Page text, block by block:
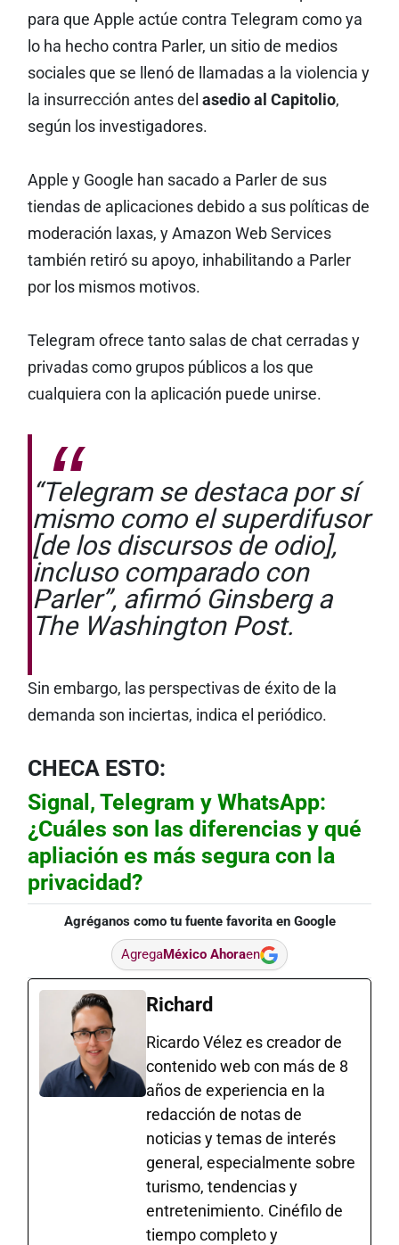
para que Apple actúe contra Telegram como ya
lo ha hecho contra Parler, un sitio de medios
sociales que se llenó de llamadas a la violencia y
la insurrección antes del asedio al Capitolio,
según los investigadores.
Apple y Google han sacado a Parler de sus
tiendas de aplicaciones debido a sus políticas de
moderación laxas, y Amazon Web Services
también retiró su apoyo, inhabilitando a Parler
por los mismos motivos.
Telegram ofrece tanto salas de chat cerradas y
privadas como grupos públicos a los que
cualquiera con la aplicación puede unirse.
“Telegram se destaca por sí
mismo como el superdifusor
[de los discursos de odio],
incluso comparado con
Parler”, afirmó Ginsberg a
The Washington Post.
Sin embargo, las perspectivas de éxito de la
demanda son inciertas, indica el periódico.
CHECA ESTO:
Signal, Telegram y WhatsApp:
¿Cuáles son las diferencias y qué
apliación es más segura con la
privacidad?
Agréganos como tu fuente favorita en Google
AgregaMéxico Ahoraen
Richard
Ricardo Vélez es creador de
contenido web con más de 8
años de experiencia en la
redacción de notas de
noticias y temas de interés
general, especialmente sobre
turismo, tendencias y
entretenimiento. Cinéfilo de
tiempo completo y